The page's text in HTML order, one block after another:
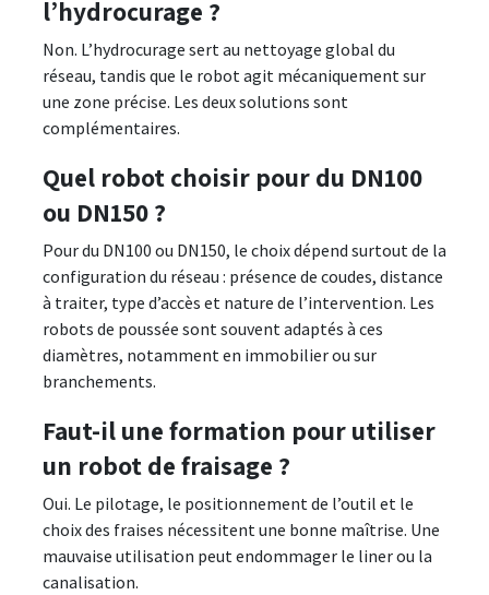
l’hydrocurage ?
Non. L’hydrocurage sert au nettoyage global du
réseau, tandis que le robot agit mécaniquement sur
une zone précise. Les deux solutions sont
complémentaires.
Quel robot choisir pour du DN100
ou DN150 ?
Pour du DN100 ou DN150, le choix dépend surtout de la
configuration du réseau : présence de coudes, distance
à traiter, type d’accès et nature de l’intervention. Les
robots de poussée sont souvent adaptés à ces
diamètres, notamment en immobilier ou sur
branchements.
Faut-il une formation pour utiliser
un robot de fraisage ?
Oui. Le pilotage, le positionnement de l’outil et le
choix des fraises nécessitent une bonne maîtrise. Une
mauvaise utilisation peut endommager le liner ou la
canalisation.